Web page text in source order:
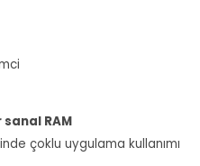
sanal RAM
çoklu uygulama kullanımı